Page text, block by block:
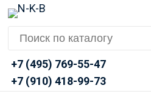
+7 (495) 769-55-47
+7 (910) 418-99-73